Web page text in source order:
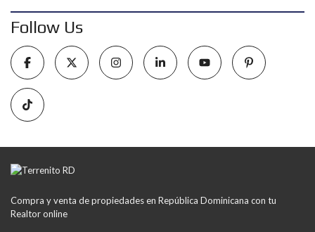
Follow Us
Compra y venta de propiedades en República Dominicana con tu
Realtor online